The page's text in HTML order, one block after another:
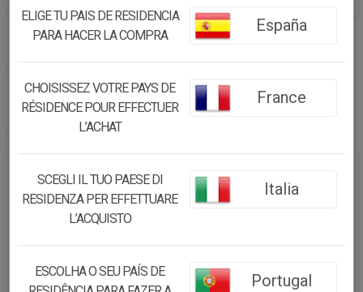
FAROL PORTAVELAS DE MADERA
22X22X51H CM
45.62€
43.34€
ELIGE TU PAIS DE RESIDENCIA
PARA HACER LA COMPRA
España
CHOISISSEZ VOTRE PAYS DE
RÉSIDENCE POUR EFFECTUER
L’ACHAT
France
SCEGLI IL TUO PAESE DI
RESIDENZA PER EFFETTUARE
L’ACQUISTO
Italia
ESCOLHA O SEU PAÍS DE
Portugal